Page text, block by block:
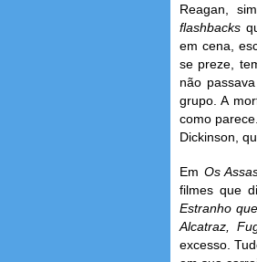
Reagan,
flashbacks
em cena,
se preze,
não
grupo. A
como
Dickinson,
Em Os
filmes que
Estranho
Alcatraz,
excesso.